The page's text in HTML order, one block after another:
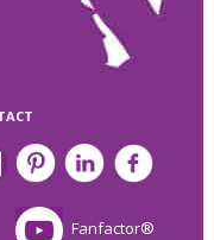
Fanfactor®